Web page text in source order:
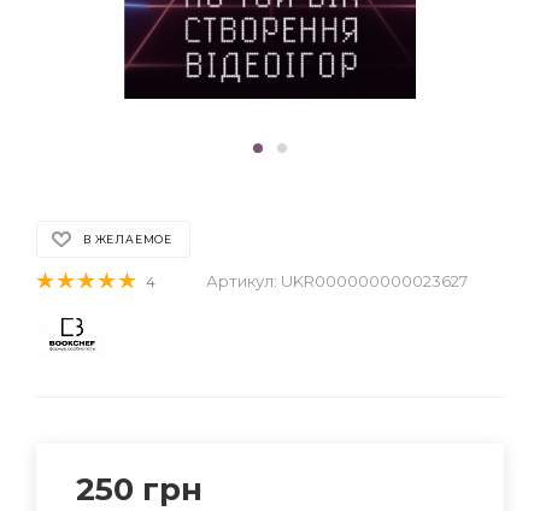
В ЖЕЛАЕМОЕ
4 Артикул: UKR000000000023627
250 грн